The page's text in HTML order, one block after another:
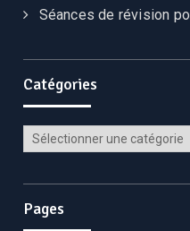
Séances de révision
Catégories
Pages